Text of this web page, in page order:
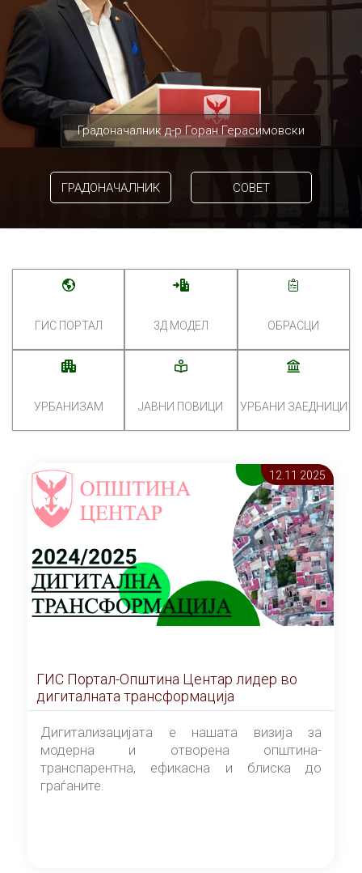
Градоначалник д-р Горан Герасимовски
ГРАДОНАЧАЛНИК СОВЕТ
ГИС ПОРТАЛ 3Д МОДЕЛ ОБРАСЦИ
УРБАНИЗАМ ЈАВНИ ПОВИЦИ УРБАНИ ЗАЕДНИЦИ
12.11 2025
ГИС Портал-Општина Центар лидер во
дигиталната трансформација
Дигитализацијата е нашата визија за
модерна и отворена општина-
транспарентна, ефикасна и блиска до
граѓаните.